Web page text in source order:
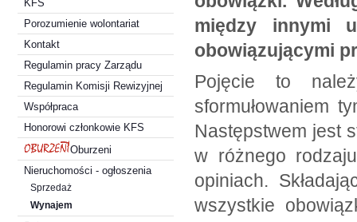
KFS
Porozumienie wolontariat
Kontakt
Regulamin pracy Zarządu
Regulamin Komisji Rewizyjnej
Współpraca
Honorowi członkowie KFS
Oburzeni
Nieruchomości - ogłoszenia
Sprzedaż
Wynajem
między innymi
obowiązującymi
Pojęcie to
sformułowaniem
Następstwem jest
w różnego
opiniach.
wszystkie